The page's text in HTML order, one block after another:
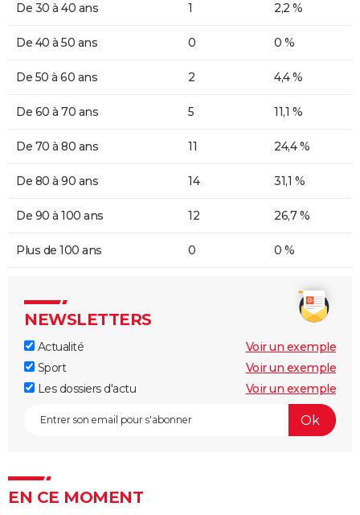
De 30 à 40 ans 1 2,2 %
De 40 à 50 ans 0 0 %
De 50 à 60 ans 2 4,4 %
De 60 à 70 ans 5 11,1 %
De 70 à 80 ans 11 24,4 %
De 80 à 90 ans 14 31,1 %
De 90 à 100 ans 12 26,7 %
Plus de 100 ans 0 0 %
NEWSLETTERS
Actualité
Voir un exemple
Sport
Voir un exemple
Les dossiers d'actu
Voir un exemple
EN CE MOMENT